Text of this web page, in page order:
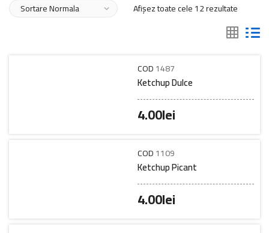
Afișez toate cele 12 rezultate
COD1487
Ketchup Dulce
4.00lei
COD1109
Ketchup Picant
4.00lei